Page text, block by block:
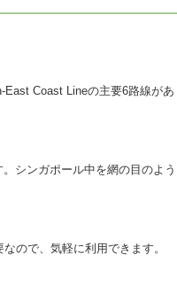
Coast Lineの主要6路線があ
シンガポール中を網の目のよう
ので、気軽に利用できます。